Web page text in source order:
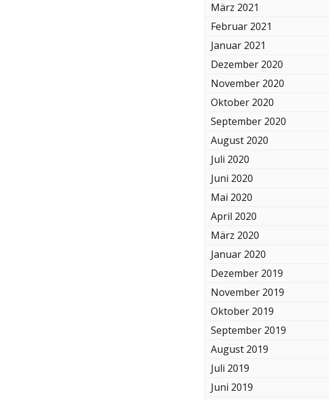
März 2021
Februar 2021
Januar 2021
Dezember 2020
November 2020
Oktober 2020
September 2020
August 2020
Juli 2020
Juni 2020
Mai 2020
April 2020
März 2020
Januar 2020
Dezember 2019
November 2019
Oktober 2019
September 2019
August 2019
Juli 2019
Juni 2019